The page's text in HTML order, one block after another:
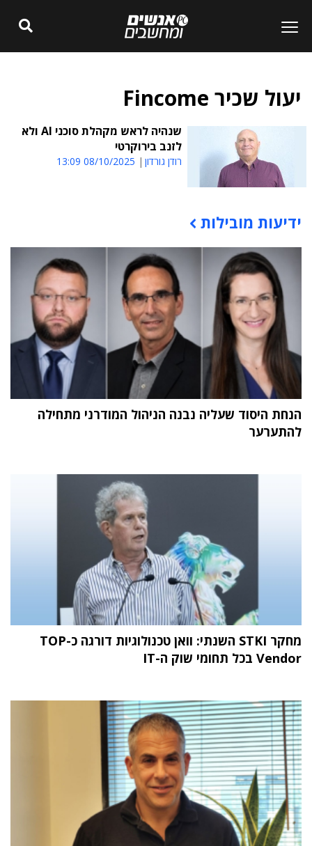
יעול שכיר Fincome
שנהיה לראש מקהלת סוכני AI ולא
לזנב בירוקרטי
רודן גורדון 08/10/2025 13:09
תוכן פרסומי
ידיעות מובילות
הנחת היסוד שעליה נבנה הניהול המודרני מתחילה
להתערער
מחקר STKI השנתי: וואן טכנולוגיות דורגה כ-TOP
Vendor בכל תחומי שוק ה-IT